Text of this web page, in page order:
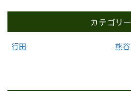
カテゴリー
行田 熊谷